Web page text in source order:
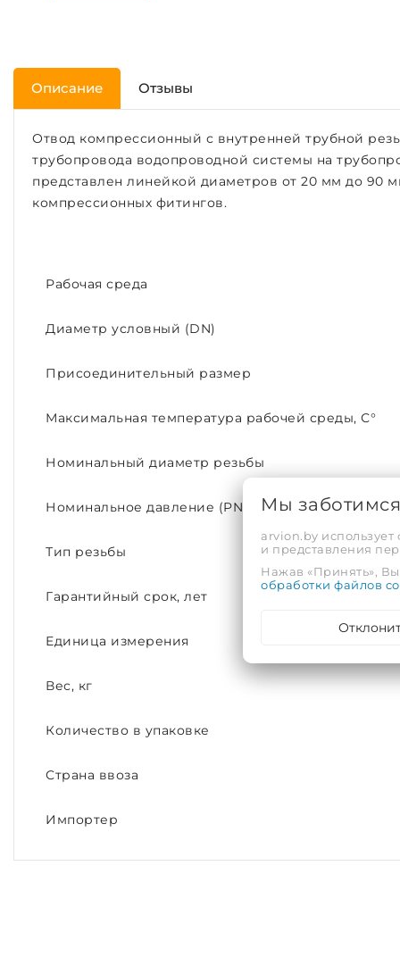
Описание Отзывы
Отвод компрессионный с внутренней трубной
трубопровода водопроводной системы на
представлен линейкой диаметров от 20 мм до 90
компрессионных фитингов.
Рабочая среда
Диаметр условный (DN)
Присоединительный размер
Максимальная температура рабочей среды, С°
Номинальный диаметр резьбы
Номинальное давление (PN)
Тип резьбы
Гарантийный срок, лет
Единица измерения
Вес, кг
Количество в упаковке
Страна ввоза
Импортер
Мы
arvion.by
и представления
Нажав «Принять», Вы
обработки файлов